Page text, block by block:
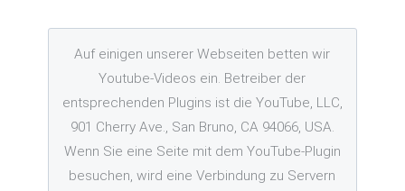
Auf einigen unserer Webseiten betten wir
Youtube-Videos ein. Betreiber der
entsprechenden Plugins ist die YouTube, LLC,
901 Cherry Ave., San Bruno, CA 94066, USA.
Wenn Sie eine Seite mit dem YouTube-Plugin
besuchen, wird eine Verbindung zu Servern